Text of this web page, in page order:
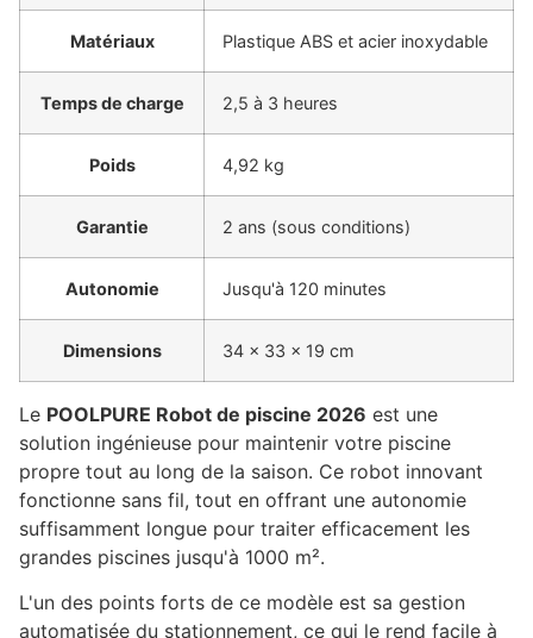
Matériaux Plastique ABS et acier inoxydable
Temps de charge 2,5 à 3 heures
Poids 4,92 kg
Garantie 2 ans (sous conditions)
Autonomie Jusqu'à 120 minutes
Dimensions 34 x 33 x 19 cm
Le POOLPURE Robot de piscine 2026 est une
solution ingénieuse pour maintenir votre piscine
propre tout au long de la saison. Ce robot innovant
fonctionne sans fil, tout en offrant une autonomie
suffisamment longue pour traiter efficacement les
grandes piscines jusqu'à 1000 m².
L'un des points forts de ce modèle est sa gestion
automatisée du stationnement, ce qui le rend facile à